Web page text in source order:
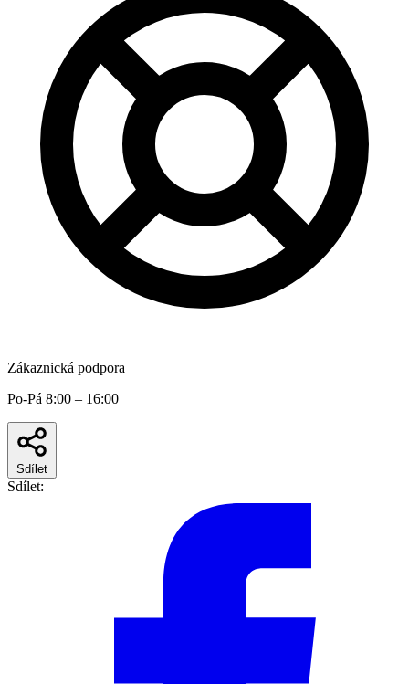
Zákaznická podpora
Po-Pá 8:00 – 16:00
Sdílet
Sdílet: